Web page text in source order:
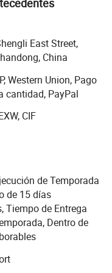
millones de dólares,
mil metros cuadrados
para impresión y
folio, la
de
totalmente
y las máquinas
obtenido las
BRC, BSCI y
anual es de 100
de bolsas de
con una rica
más valioso.
East Street,
China
Western Union, Pago
cantidad, PayPal
CIF
de Temporada
de 15 días
Tiempo de Entrega
Dentro de